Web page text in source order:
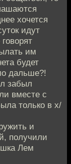
хочется
идут
им
будет
дальше?!
забыл
вместе с
только в х/
и
получили
Лем